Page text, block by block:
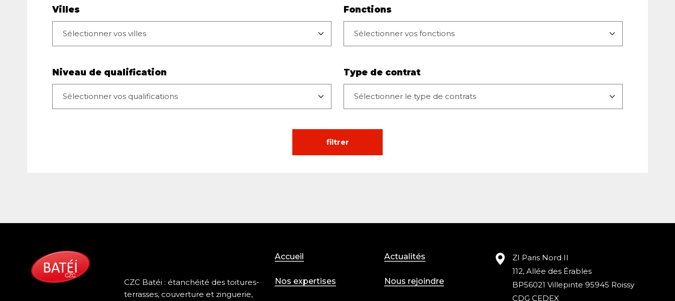
Villes Fonctions
Niveau de qualification Type de contrat
filtrer
CZC Batéi : étanchéité des toitures-
terrasses, couverture et zinguerie,
Accueil
Nos expertises
Actualités
Nous rejoindre
ZI Paris Nord II
112, Allée des Érables
BP56021 Villepinte 95945 Roissy
CDG CEDEX